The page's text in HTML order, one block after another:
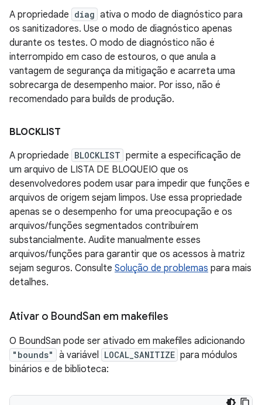
A propriedade diag ativa o modo de diagnóstico para
os sanitizadores. Use o modo de diagnóstico apenas
durante os testes. O modo de diagnóstico não é
interrompido em caso de estouros, o que anula a
vantagem de segurança da mitigação e acarreta uma
sobrecarga de desempenho maior. Por isso, não é
recomendado para builds de produção.
BLOCKLIST
A propriedade BLOCKLIST permite a especificação de
um arquivo de LISTA DE BLOQUEIO que os
desenvolvedores podem usar para impedir que funções e
arquivos de origem sejam limpos. Use essa propriedade
apenas se o desempenho for uma preocupação e os
arquivos/funções segmentados contribuírem
substancialmente. Audite manualmente esses
arquivos/funções para garantir que os acessos à matriz
sejam seguros. Consulte Solução de problemas para mais
detalhes.
Ativar o BoundSan em makefiles
O BoundSan pode ser ativado em makefiles adicionando
"bounds" à variável LOCAL_SANITIZE para módulos
binários e de biblioteca: